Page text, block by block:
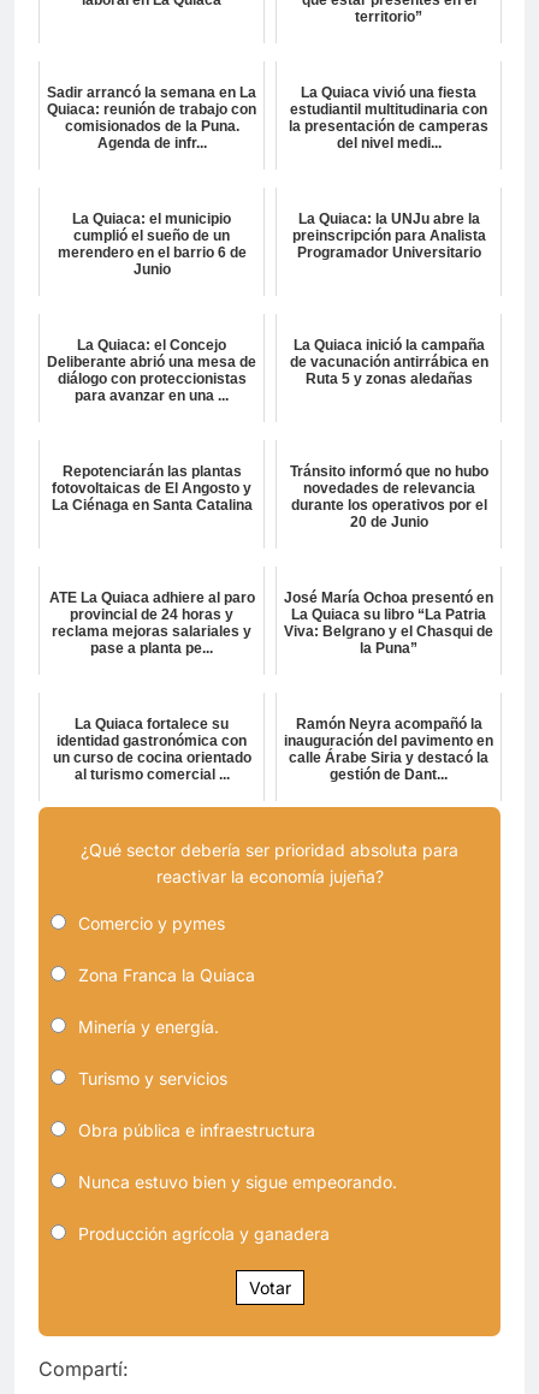
territorio”
Sadir arrancó la semana en La
Quiaca: reunión de trabajo con
comisionados de la Puna.
Agenda de infr...
La Quiaca vivió una fiesta
estudiantil multitudinaria con
la presentación de camperas
del nivel medi...
La Quiaca: el municipio
cumplió el sueño de un
merendero en el barrio 6 de
Junio
La Quiaca: la UNJu abre la
preinscripción para Analista
Programador Universitario
La Quiaca: el Concejo
Deliberante abrió una mesa de
diálogo con proteccionistas
para avanzar en una ...
La Quiaca inició la campaña
de vacunación antirrábica en
Ruta 5 y zonas aledañas
Repotenciarán las plantas
fotovoltaicas de El Angosto y
La Ciénaga en Santa Catalina
Tránsito informó que no hubo
novedades de relevancia
durante los operativos por el
20 de Junio
ATE La Quiaca adhiere al paro
provincial de 24 horas y
reclama mejoras salariales y
pase a planta pe...
José María Ochoa presentó en
La Quiaca su libro “La Patria
Viva: Belgrano y el Chasqui de
la Puna”
La Quiaca fortalece su
identidad gastronómica con
un curso de cocina orientado
al turismo comercial ...
Ramón Neyra acompañó la
inauguración del pavimento en
calle Árabe Siria y destacó la
gestión de Dant...
¿Qué sector debería ser prioridad absoluta para
reactivar la economía jujeña?
Comercio y pymes
Zona Franca la Quiaca
Minería y energía.
Turismo y servicios
Obra pública e infraestructura
Nunca estuvo bien y sigue empeorando.
Producción agrícola y ganadera
Votar
Compartí: